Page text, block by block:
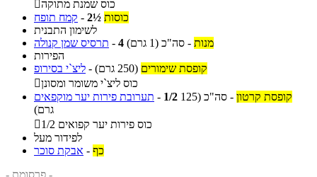
כוס שמנת מתוקה
קמח תופח - 2½ כוסות
לשימון התבנית
תרסיס שמן קנולה - 4 מנות - סה"כ (1 גרם)
הפירות
ליצ`י בסירופ - קופסת שימורים (250 גרם)
כוס ליצ`י משומר ומסונן
תערובת פירות יער מוקפאים - 1/2 קופסת קרטון - סה"כ (125
גרם)

1/2 כוס פירות יער קפואים
לפידור מעל
אבקת סוכר - כף
- פרסומת -